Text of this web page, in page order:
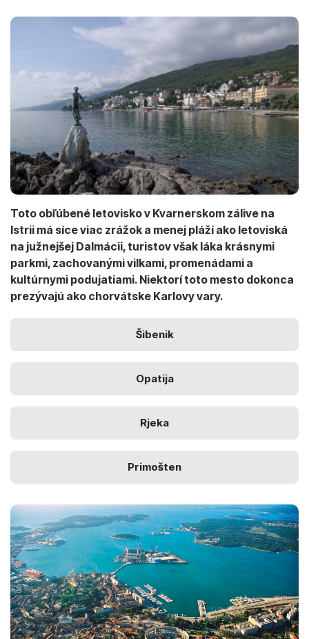
Toto obľúbené letovisko v Kvarnerskom zálive na
Istrii má síce viac zrážok a menej pláží ako letoviská
na južnejšej Dalmácii, turistov však láka krásnymi
parkmi, zachovanými vilkami, promenádami a
kultúrnymi podujatiami. Niektorí toto mesto dokonca
prezývajú ako chorvátske Karlovy vary.
Šibenik
Opatija
Rjeka
Primošten